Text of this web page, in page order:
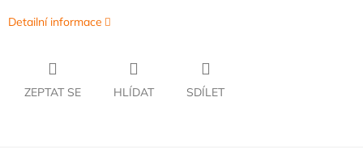
Detailní informace
ZEPTAT SE HLÍDAT SDÍLET